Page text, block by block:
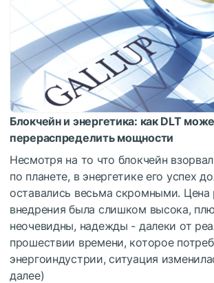
Блокчейн и энергетика: как DLT
перераспределить мощности
Несмотря на то что блокчейн
по планете, в энергетике его успех
оставались весьма скромными. Цена
внедрения была слишком высока,
неочевидны, надежды - далеки от
прошествии времени, которое
энергоиндустрии, ситуация
далее)